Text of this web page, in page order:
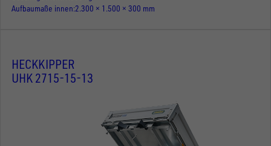
Aufbaumaße innen 2.300 × 1.500 × 300 mm
HECKKIPPER
UHK 2715-15-13